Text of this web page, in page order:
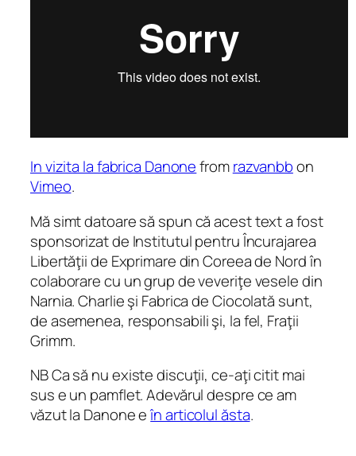
In vizita la fabrica Danonefromrazvanbbon
Vimeo.
Mă simt datoare să spun că acest text a fost
sponsorizat de Institutul pentru Încurajarea
Libertăţii de Exprimare din Coreea de Nord în
colaborare cu un grup de veveriţe vesele din
Narnia. Charlie şi Fabrica de Ciocolată sunt,
de asemenea, responsabili şi, la fel, Fraţii
Grimm.
NB Ca să nu existe discuţii, ce-aţi citit mai
sus e un pamflet. Adevărul despre ce am
văzut la Danone eîn articolul ăsta.